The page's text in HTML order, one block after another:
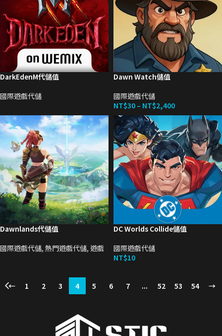
DarkEdenM代儲值
國際遊戲代儲
Dawn Watch儲值
國際遊戲代儲
NT$30 – NT$2,400
Dawnlands代儲值
國際遊戲代儲, 熱門遊戲代儲, 遊戲
DC Worlds Collide儲值
國際遊戲代儲
NT$10
← 1 2 3 4 5 6 7 ... 52 53 54 →